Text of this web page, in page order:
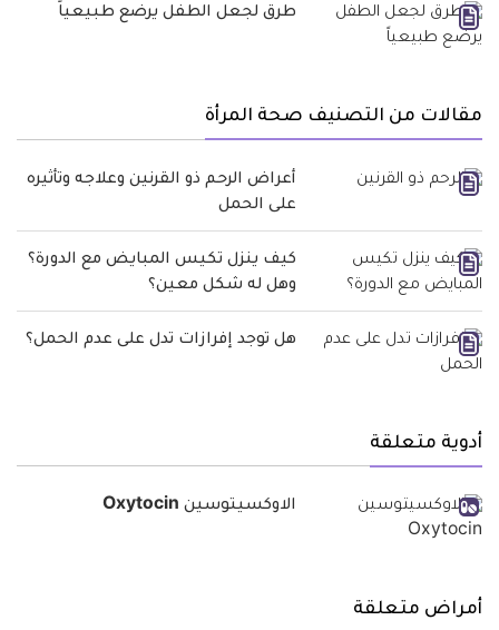
طرق لجعل الطفل يرضع طبيعياً
مقالات من التصنيف صحة المرأة
أعراض الرحم ذو القرنين وعلاجه وتأثيره
على الحمل
كيف ينزل تكيس المبايض مع الدورة؟
وهل له شكل معين؟
هل توجد إفرازات تدل على عدم الحمل؟
أدوية متعلقة
الاوكسيتوسين Oxytocin
أمراض متعلقة